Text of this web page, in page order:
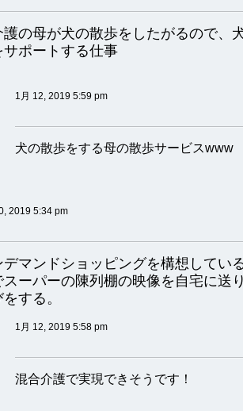
護の母が犬の散歩をしたがるので、
サポートする仕事
1月 12, 2019 5:59 pm
犬の散歩をする母の散歩サービスwww
2019 5:34 pm
デマンドショッピングを構想してい
スーパーの陳列棚の映像を自宅に送
する。
1月 12, 2019 5:58 pm
混合介護で実現できそうです！